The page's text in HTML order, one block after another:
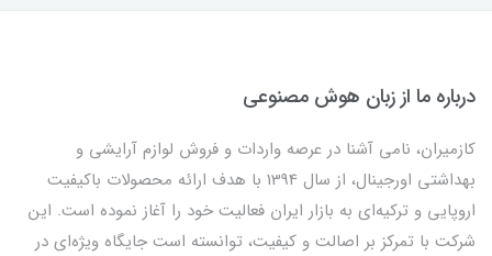
درباره ما از زبان هوش مصنوعی
کازمیران، نامی آشنا در عرصه واردات و فروش لوازم آرایشی و
بهداشتی اورجینال، از سال 1394 با هدف ارائه محصولات باکیفیت
اروپایی و ترکیه‌ای به بازار ایران فعالیت خود را آغاز نموده است. این
شرکت با تمرکز بر اصالت و کیفیت، توانسته است جایگاه ویژه‌ای در